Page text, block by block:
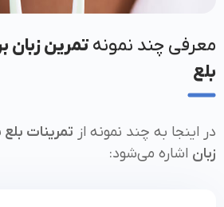
معرفی چند نمونه تمرین زبان
بلع
در اینجا به چند نمونه از تمرینات
زبان اشاره می‌شود: